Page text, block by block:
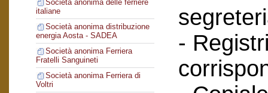
Società anonima delle ferriere
italiane
Società anonima distribuzione
energia Aosta - SADEA
Società anonima Ferriera
Fratelli Sanguineti
Società anonima Ferriera di
Voltri
-